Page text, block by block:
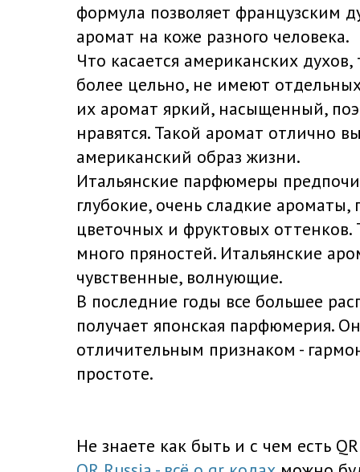
формула позволяет французским
аромат на коже разного человека.
Что касается американских
более цельно, не имеют
их аромат яркий, насыщенный,
нравятся. Такой аромат отлично
американский образ жизни.
Итальянские парфюмеры
глубокие, очень сладкие ароматы,
цветочных и фруктовых оттенков.
много пряностей. Итальянские
чувственные, волнующие.
В последние годы все большее
получает японская парфюмерия.
отличительным признаком -
простоте.
Не знаете как быть и с чем есть